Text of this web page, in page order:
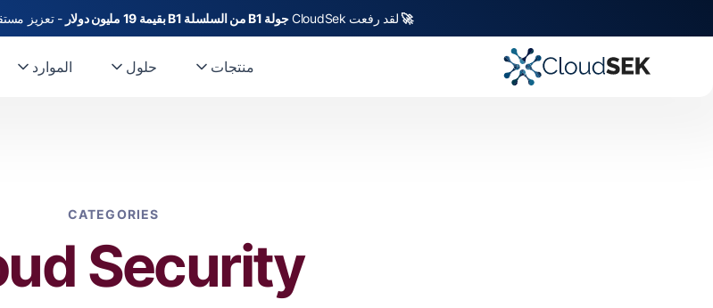
🚀لقد رفعت CloudSek جولة B1 من السلسلة B1 بقيمة 19 مليون دولار - تعزيز
منتجات حلول الموارد
CATEGORIES
Security